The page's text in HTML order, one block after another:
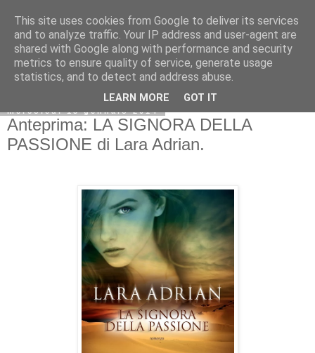
mercoledì 15 gennaio 2014
Anteprima: LA SIGNORA DELLA
PASSIONE di Lara Adrian.
This site uses cookies from Google to deliver its services
and to analyze traffic. Your IP address and user-agent are
shared with Google along with performance and security
metrics to ensure quality of service, generate usage
statistics, and to detect and address abuse.
LEARN MORE GOT IT